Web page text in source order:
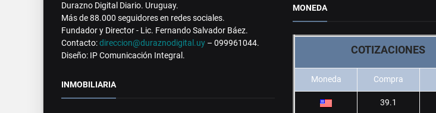
Durazno Digital Diario. Uruguay.
Más de 88.000 seguidores en redes sociales.
Fundador y Director - Lic. Fernando Salvador Báez.
Contacto:direccion@duraznodigital.uy – 099961044.
Diseño: IP Comunicación Integral.
INMOBILIARIA
MONEDA
COTIZACIONES
Moneda Compra
39.1